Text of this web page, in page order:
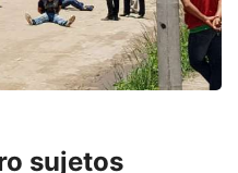
sujetos